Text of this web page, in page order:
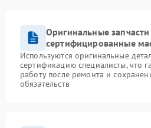
Оригинальные
сертифицированные
Используются оригинальные
сертификацию специалисты, что
работу после ремонта и
обязательств